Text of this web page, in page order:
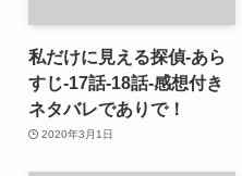
私だけに見える探偵-あら
すじ-17話-18話-感想付き
ネタバレでありで！
2020年3月1日